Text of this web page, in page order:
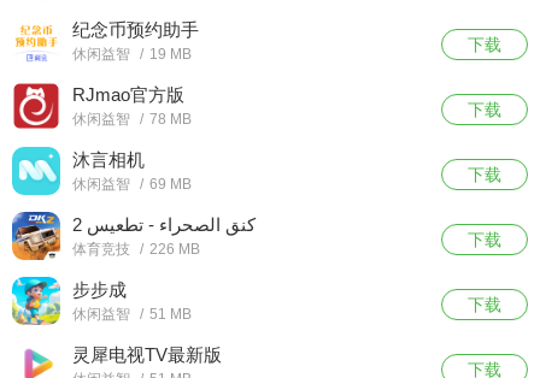
纪念币预约助手
休闲益智 / 19 MB 下载
RJmao官方版
休闲益智 / 78 MB 下载
沐言相机
休闲益智 / 69 MB 下载
كنق الصحراء - تطعيس 2
体育竞技 / 226 MB 下载
步步成
休闲益智 / 51 MB 下载
灵犀电视TV最新版
下载